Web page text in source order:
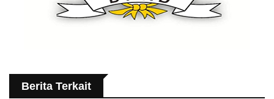
Berita Terkait